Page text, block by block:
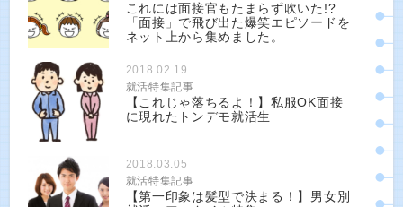
これには面接官もたまらず吹いた!?
「面接」で飛び出た爆笑エピソードを
ネット上から集めました。
2018.02.19
就活特集記事
【これじゃ落ちるよ！】私服OK面接
に現れたトンデモ就活生
2018.03.05
就活特集記事
【第一印象は髪型で決まる！】男女別